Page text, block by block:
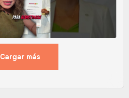
Cargar más